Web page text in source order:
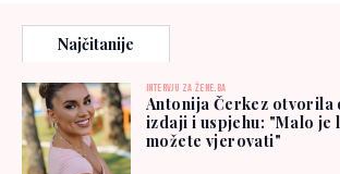
Najčitanije
INTERVJU ZA ŽENE.BA
Antonija Čerkez otvorila
izdaji i uspjehu: "Malo je
možete vjerovati"